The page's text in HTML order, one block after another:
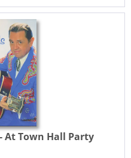
At Town Hall Party